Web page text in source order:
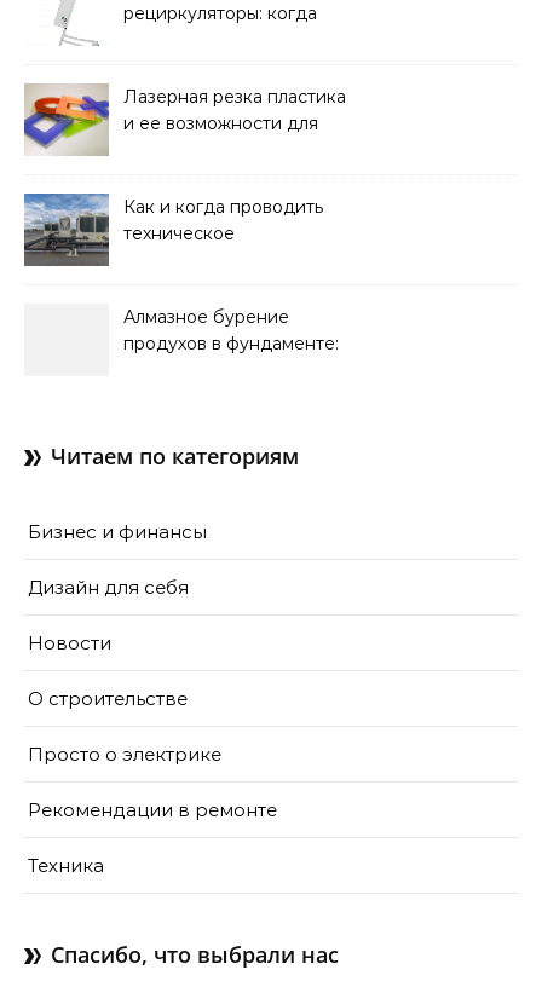
рециркуляторы: когда
Лазерная резка пластика
и ее возможности для
Как и когда проводить
техническое
Алмазное бурение
продухов в фундаменте:
Читаем по категориям
Бизнес и финансы
Дизайн для себя
Новости
О строительстве
Просто о электрике
Рекомендации в ремонте
Техника
Спасибо, что выбрали нас